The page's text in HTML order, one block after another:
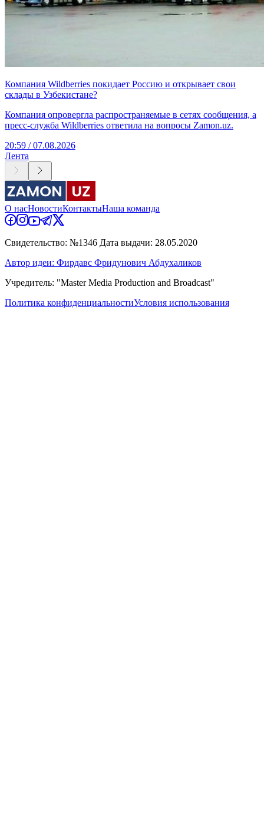
Компания Wildberries покидает Россию и открывает свои
склады в Узбекистане?
Компания опровергла распространяемые в сетях сообщения, а
пресс-служба Wildberries ответила на вопросы Zamon.uz.
20:59 / 07.08.2026
Лента
О насНовостиКонтактыНаша команда
Свидетельство: №1346 Дата выдачи: 28.05.2020
Автор идеи: Фирдавс Фридунович Абдухаликов
Учредитель: "Master Media Production and Broadcast"
Политика конфиденциальностиУсловия использования